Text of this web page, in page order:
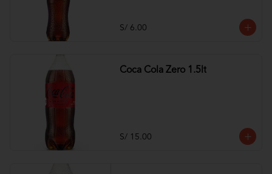
S/ 6.00
Coca Cola Zero 1.5lt
S/ 15.00